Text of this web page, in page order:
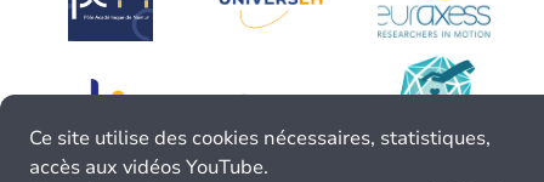
Ce site utilise des cookies nécessaires, statistiques,
accès aux vidéos YouTube.